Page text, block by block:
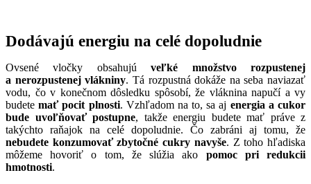
Dodávajú energiu na celé dopoludnie
Ovsené vločky obsahujúveľké množstvo rozpustenej
a nerozpustenej vlákniny. Tá rozpustná dokáže na seba naviazať
vodu, čo v konečnom dôsledku spôsobí, že vláknina napučí a vy
budetemať pocit plnosti. Vzhľadom na to, sa aj energia a cukor
bude uvoľňovať postupne, takže energiu budete mať práve z
takýchto raňajok na celé dopoludnie. Čo zabráni aj tomu, že
nebudete konzumovať zbytočné cukry navyše. Z toho hľadiska
môžeme hovoriť o tom, že slúžia ako pomoc pri redukcii
hmotnosti.